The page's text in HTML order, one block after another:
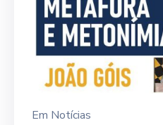
Em Notícias